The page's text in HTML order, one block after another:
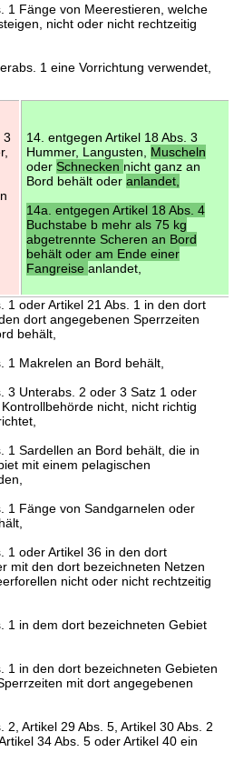
1 Fänge von Meerestieren, welche
nicht oder nicht rechtzeitig
1 eine Vorrichtung verwendet,
3
14. entgegen Artikel 18 Abs. 3
Hummer, Langusten, Muscheln
oder Schnecken nicht ganz an
Bord behält oder anlandet,
14a. entgegen Artikel 18 Abs. 4
Buchstabe b mehr als 75 kg
abgetrennte Scheren an Bord
behält oder am Ende einer
Fangreise anlandet,
1 oder Artikel 21 Abs. 1 in den dort
dort angegebenen Sperrzeiten
behält,
1 Makrelen an Bord behält,
3 Unterabs. 2 oder 3 Satz 1 oder
nicht, nicht richtig
1 Sardellen an Bord behält, die in
mit einem pelagischen
1 Fänge von Sandgarnelen oder
1 oder Artikel 36 in den dort
mit den dort bezeichneten Netzen
nicht oder nicht rechtzeitig
1 in dem dort bezeichneten Gebiet
1 in den dort bezeichneten Gebieten
mit dort angegebenen
2, Artikel 29 Abs. 5, Artikel 30 Abs. 2
34 Abs. 5 oder Artikel 40 ein